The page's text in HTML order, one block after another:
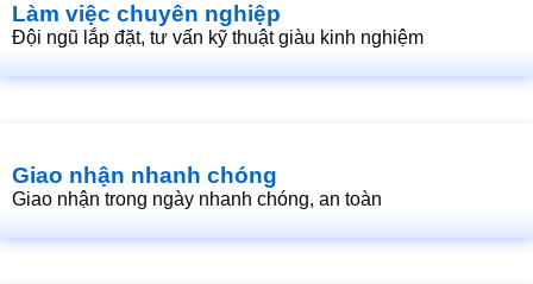
Làm việc chuyên nghiệp
Đội ngũ lắp đặt, tư vấn kỹ thuật giàu kinh nghiệm
Giao nhận nhanh chóng
Giao nhận trong ngày nhanh chóng, an toàn